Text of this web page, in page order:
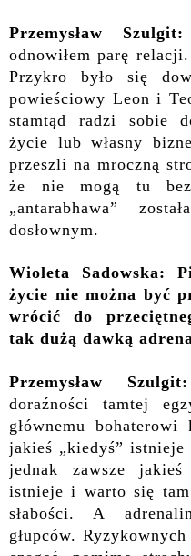
Przemysław Szulgit:
odnowiłem parę
Przykro było się
powieściowy Leon i
stamtąd radzi sobie
życie lub własny
przeszli na mroczną
że nie mogą tu
„antarabhawa”
dosłownym.
Wioleta Sadowska:
życie nie można być
wrócić do
tak dużą dawką
Przemysław Szulgit:
doraźności tamtej
głównemu
jakieś „kiedyś”
jednak zawsze
istnieje i warto się tam
słabości. A
głupców.